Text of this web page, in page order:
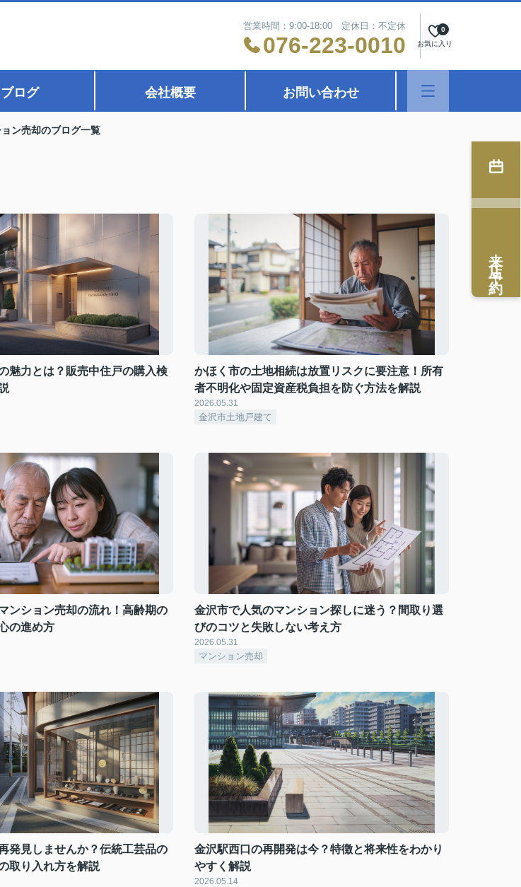
営業時間：9:00-18:00 定休日：不定休
076-223-0010 お気に入り
0
ブログ 会社概要 お問い合わせ
ン売却のブログ一覧
魅力とは？販売中住戸の購入検
かほく市の土地相続は放置リスクに要注意！所有
者不明化や固定資産税負担を防ぐ方法を解説
2026.05.31
金沢市土地戸建て
ンション売却の流れ！高齢期の
の進め方
金沢市で人気のマンション探しに迷う？間取り選
びのコツと失敗しない考え方
2026.05.31
マンション売却
発見しませんか？伝統工芸品の
取り入れ方を解説
金沢駅西口の再開発は今？特徴と将来性をわかり
やすく解説
2026.05.14
来店予約